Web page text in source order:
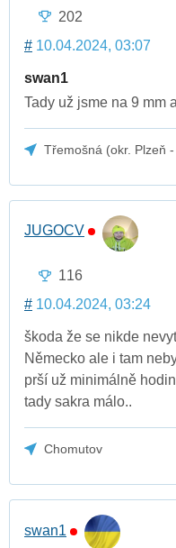
202
# 10.04.2024, 03:07
swan1
Tady už jsme na 9 mm
Třemošná (okr. Plzeň
JUGOCV
116
# 10.04.2024, 03:24
škoda že se nikde
Německo ale i tam
prší už minimálně
tady sakra málo..
Chomutov
swan1